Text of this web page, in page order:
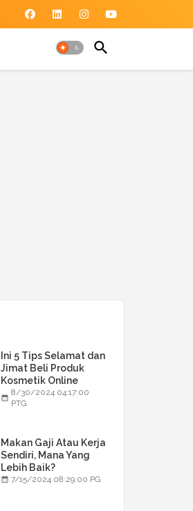
Ini 5 Tips Selamat dan
Jimat Beli Produk
Kosmetik Online
8/30/2024 04:17:00
PTG
Makan Gaji Atau Kerja
Sendiri, Mana Yang
Lebih Baik?
7/15/2024 08:29:00 PG